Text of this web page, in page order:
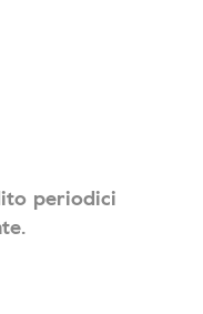
periodici